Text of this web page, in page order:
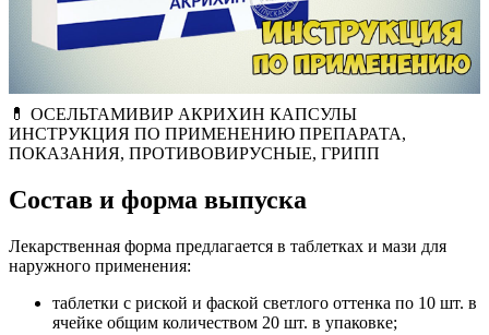
💊 ОСЕЛЬТАМИВИР АКРИХИН КАПСУЛЫ
ИНСТРУКЦИЯ ПО ПРИМЕНЕНИЮ ПРЕПАРАТА,
ПОКАЗАНИЯ, ПРОТИВОВИРУСНЫЕ, ГРИПП
Состав и форма выпуска
Лекарственная форма предлагается в таблетках и мази для
наружного применения:
таблетки с риской и фаской светлого оттенка по 10 шт. в
ячейке общим количеством 20 шт. в упаковке;